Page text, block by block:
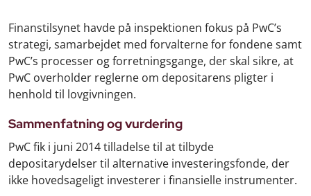
Finanstilsynet havde på inspektionen fokus på PwC’s
strategi, samarbejdet med forvalterne for fondene samt
PwC’s processer og forretningsgange, der skal sikre, at
PwC overholder reglerne om depositarens pligter i
henhold til lovgivningen.
Sammenfatning og vurdering
PwC fik i juni 2014 tilladelse til at tilbyde
depositarydelser til alternative investeringsfonde, der
ikke hovedsageligt investerer i finansielle instrumenter.